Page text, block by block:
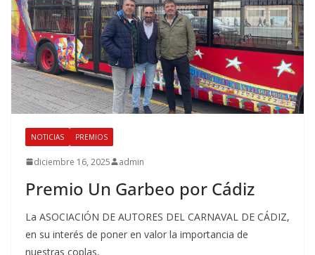
NOTICIAS PREMIOS
diciembre 16, 2025 admin
Premio Un Garbeo por Cádiz
La ASOCIACIÓN DE AUTORES DEL CARNAVAL DE CÁDIZ,
en su interés de poner en valor la importancia de
nuestras coplas,